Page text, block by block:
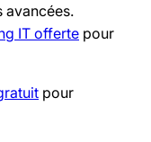
avancées.
IT offerte pour
pour